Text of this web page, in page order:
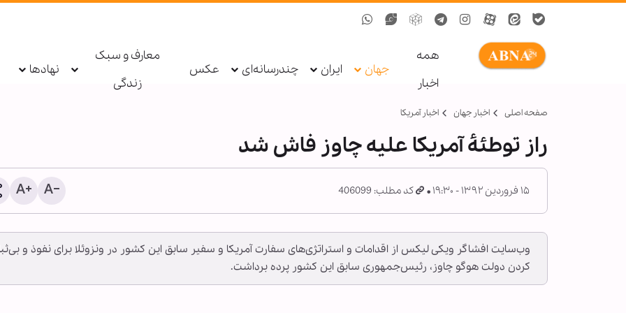
همه
اخبار
جهان ایران چندرسانه‌ای عکس
معارف و سبک
زندگی
نهادها
صفحه اصلی اخبار جهان اخبار آمریکا
راز توطئۀ آمریکا علیه چاوز فاش شد
۱۵ فروردین ۱۳۹۲ - ۱۹:۳۰ کد مطلب: 406099
وب‌سایت افشاگر ویکی‌ لیکس از اقدامات و استراتژی‌های سفارت آمریکا و سفیر سابق این کشور در ونزوئلا برای نفوذ و
کردن دولت هوگو چاوز، رئیس‌جمهوری سابق این کشور پرده برداشت.
حزب‌الله: دولت لبنان
امتیازدهی به تل‌آویو را